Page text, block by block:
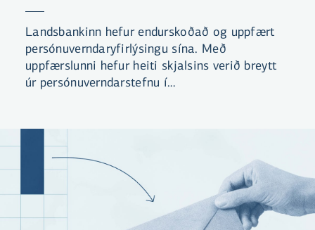
Landsbankinn hefur endurskoðað og uppfært
persónuverndaryfirlýsingu sína. Með
uppfærslunni hefur heiti skjalsins verið breytt
úr persónuverndarstefnu í
viðskiptavini til að kynna sér efni hennar.